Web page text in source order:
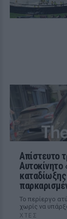
Απίστευτο
Αυτοκίνητο
Το περίεργο
χωρίς να
ΧΤΕΣ